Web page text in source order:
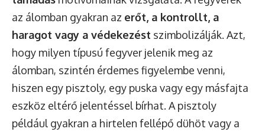
az álomban gyakran az erőt, a kontrollt, a
haragot vagy a védekezést szimbolizálják. Azt,
hogy milyen típusú fegyver jelenik meg az
álomban, szintén érdemes figyelembe venni,
hiszen egy pisztoly, egy puska vagy egy másfajta
eszköz eltérő jelentéssel bírhat. A pisztoly
például gyakran a hirtelen fellépő dühöt vagy a